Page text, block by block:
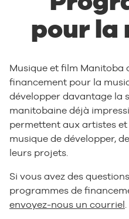
pour la
Musique et film Manitoba
financement pour la
développer davantage la
manitobaine déjà
permettent aux artistes
musique de développer,
leurs projets.
Si vous avez des
programmes de
envoyez-nous un courriel.